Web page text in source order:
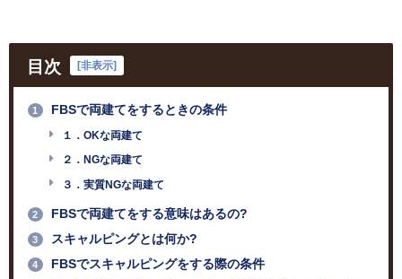
目次 [非表示]
1 FBSで両建てをするときの条件
１．OKな両建て
２．NGな両建て
３．実質NGな両建て
2 FBSで両建てをする意味はあるの?
3 スキャルピングとは何か?
4 FBSでスキャルピングをする際の条件